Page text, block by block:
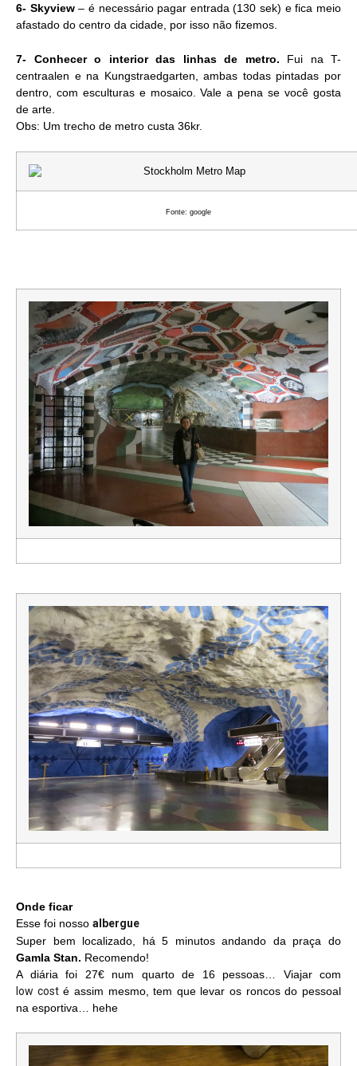
6- Skyview– é necessário pagar entrada (130 sek) e fica meio
afastado do centro da cidade, por isso não fizemos.
7- Conhecer o interior das linhas de metro. Fui na T-
centraalen e na Kungstraedgarten, ambas todas pintadas por
dentro, com esculturas e mosaico. Vale a pena se você gosta
de arte.
Obs: Um trecho de metro custa 36kr.
Fonte: google
Onde ficar
Esse foi nosso albergue
Super bem localizado, há 5 minutos andando da praça do
Gamla Stan. Recomendo!
A diária foi 27€ num quarto de 16 pessoas… Viajar com
low costé assim mesmo, tem que levar os roncos do pessoal
na esportiva… hehe